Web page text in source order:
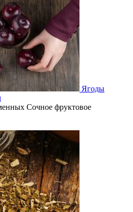
Ягоды
Сочное фруктовое